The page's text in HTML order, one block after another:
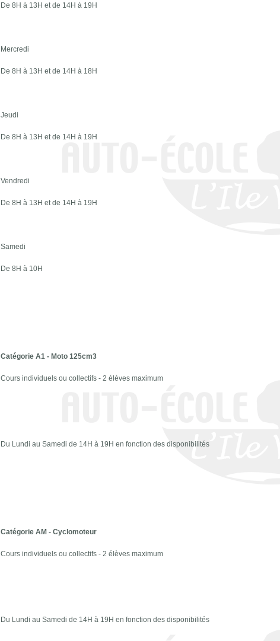
De 8H à 13H et de 14H à 19H
Mercredi
De 8H à 13H et de 14H à 18H
Jeudi
De 8H à 13H et de 14H à 19H
Vendredi
De 8H à 13H et de 14H à 19H
Samedi
De 8H à 10H
Catégorie A1 - Moto 125cm3
Cours individuels ou collectifs - 2 élèves maximum
Du Lundi au Samedi de 14H à 19H en fonction des disponibilités
Catégorie AM - Cyclomoteur
Cours individuels ou collectifs - 2 élèves maximum
Du Lundi au Samedi de 14H à 19H en fonction des disponibilités